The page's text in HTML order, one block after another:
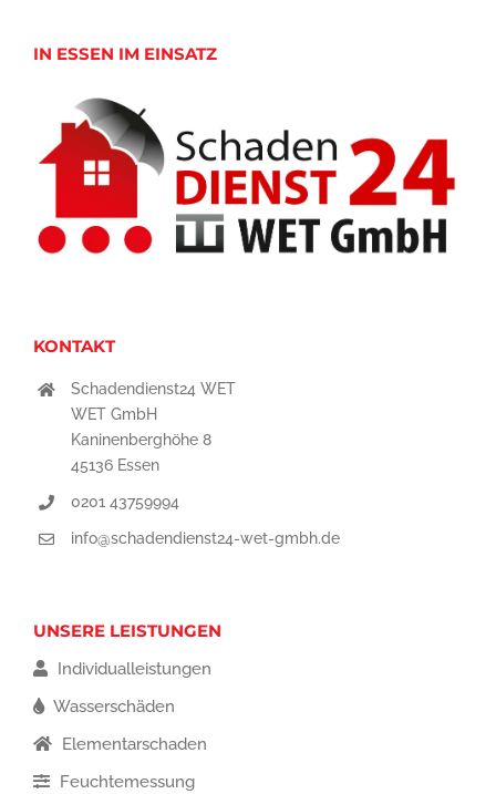
IN ESSEN IM EINSATZ
KONTAKT
Schadendienst24 WET
WET GmbH
Kaninenberghöhe 8
45136 Essen
0201 43759994
info@schadendienst24-wet-gmbh.de
UNSERE LEISTUNGEN
Individualleistungen
Wasserschäden
Elementarschaden
Feuchtemessung